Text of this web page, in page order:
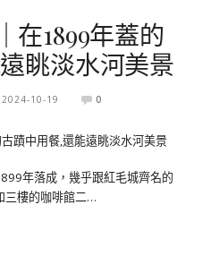
在1899年蓋的
眺淡水河美景
2024-10-19 0
年落成，幾乎跟紅毛城齊名的
三樓的咖啡館二…